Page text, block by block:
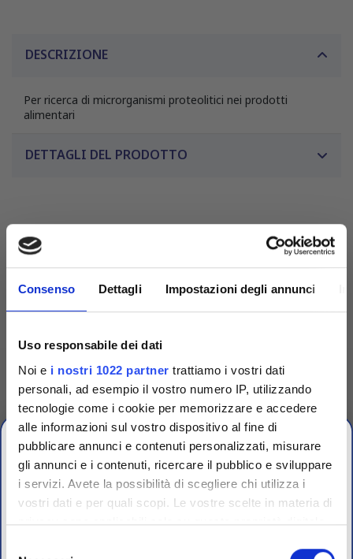
Consenso Dettagli Impostazioni degli annunci
Uso responsabile dei dati
Noi e i nostri 1022 partner trattiamo i vostri dati
personali, ad esempio il vostro numero IP, utilizzando
tecnologie come i cookie per memorizzare e accedere
alle informazioni sul vostro dispositivo al fine di
pubblicare annunci e contenuti personalizzati, misurare
gli annunci e i contenuti, ricercare il pubblico e sviluppare
i servizi. Avete la possibilità di scegliere chi utilizza i
vostri dati e per quali scopi. Le vostre scelte in materia di
privacy sono applicabili solo su questa proprietà digitale
DESCRIZIONE
Per ricerca di microrganismi proteolitici nei prodotti
alimentari
DETTAGLI DEL PRODOTTO
Competenza
Fornitori specializzati per laboratori conto terzi e
controllo qualità industriale
CHIUSURA